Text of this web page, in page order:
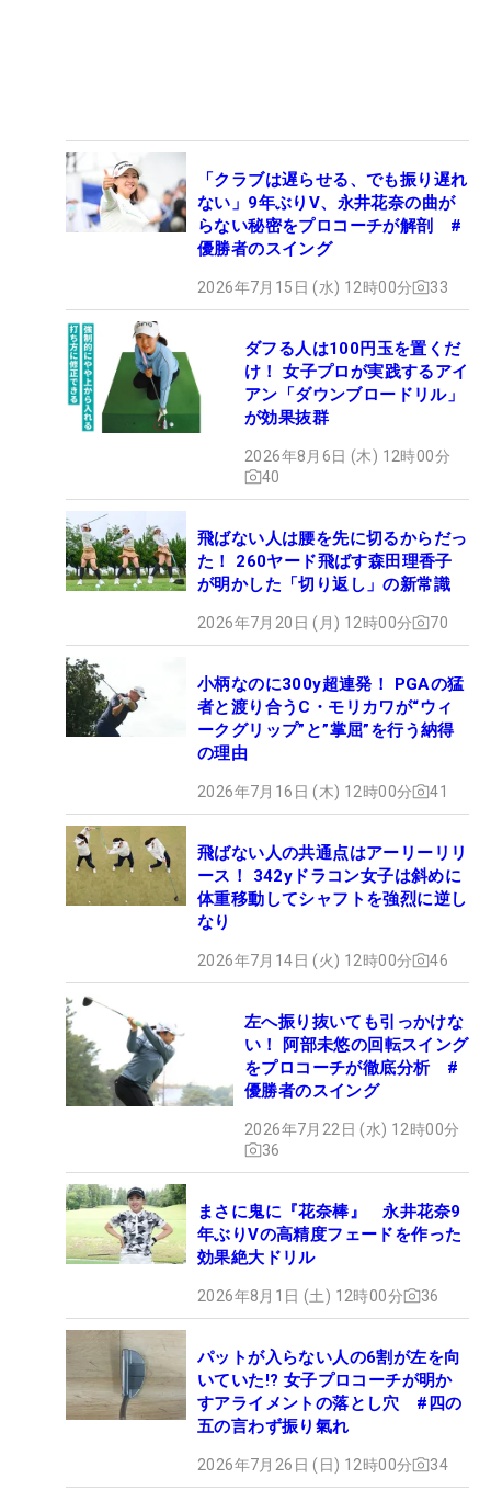
「クラブは遅らせる、でも振り遅れ
ない」9年ぶりV、永井花奈の曲が
らない秘密をプロコーチが解剖 #
優勝者のスイング
2026年7月15日 (水) 12時00分 33
ダフる人は100円玉を置くだ
け！ 女子プロが実践するアイ
アン「ダウンブロードリル」
が効果抜群
2026年8月6日 (木) 12時00分
40
飛ばない人は腰を先に切るからだっ
た！ 260ヤード飛ばす森田理香子
が明かした「切り返し」の新常識
2026年7月20日 (月) 12時00分 70
小柄なのに300y超連発！ PGAの猛
者と渡り合うC・モリカワが“ウィ
ークグリップ”と”掌屈”を行う納得
の理由
2026年7月16日 (木) 12時00分 41
飛ばない人の共通点はアーリーリリ
ース！ 342yドラコン女子は斜めに
体重移動してシャフトを強烈に逆し
なり
2026年7月14日 (火) 12時00分 46
左へ振り抜いても引っかけな
い！ 阿部未悠の回転スイング
をプロコーチが徹底分析 #
優勝者のスイング
2026年7月22日 (水) 12時00分
36
まさに鬼に『花奈棒』 永井花奈9
年ぶりVの高精度フェードを作った
効果絶大ドリル
2026年8月1日 (土) 12時00分 36
パットが入らない人の6割が左を向
いていた!? 女子プロコーチが明か
すアライメントの落とし穴 #四の
五の言わず振り氣れ
2026年7月26日 (日) 12時00分 34